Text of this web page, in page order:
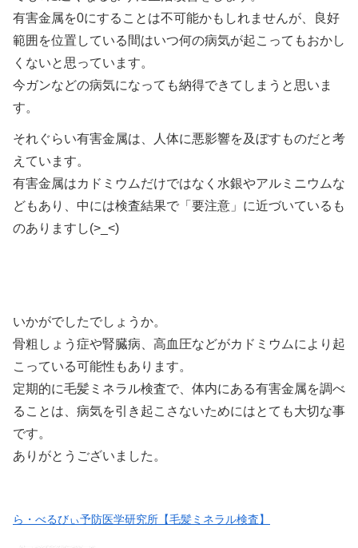
有害金属を0にすることは不可能かもしれませんが、良好
範囲を位置している間はいつ何の病気が起こってもおかし
くないと思っています。
今ガンなどの病気になっても納得できてしまうと思いま
す。
それぐらい有害金属は、人体に悪影響を及ぼすものだと考
えています。
有害金属はカドミウムだけではなく水銀やアルミニウムな
どもあり、中には検査結果で「要注意」に近づいているも
のありますし(>_<)
いかがでしたでしょうか。
骨粗しょう症や腎臓病、高血圧などがカドミウムにより起
こっている可能性もあります。
定期的に毛髪ミネラル検査で、体内にある有害金属を調べ
ることは、病気を引き起こさないためにはとても大切な事
です。
ありがとうございました。
ら・べるびぃ予防医学研究所【毛髪ミネラル検査】